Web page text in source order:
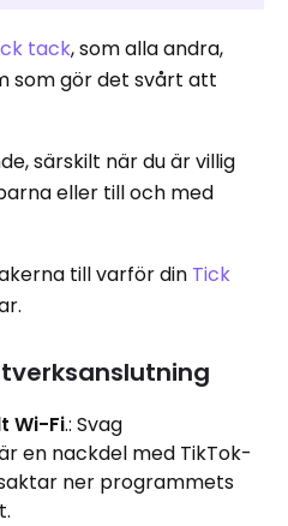
​​tack, som alla andra,
som gör det svårt att
särskilt när du är villig
eller till och med
till varför din Tick ​​
Wi-Fi.: Svag
en nackdel med TikTok-
ner programmets